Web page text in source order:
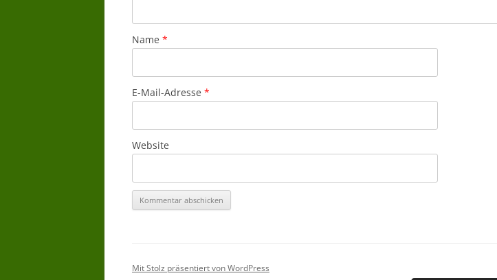
Name *
E-Mail-Adresse *
Website
Mit Stolz präsentiert von WordPress